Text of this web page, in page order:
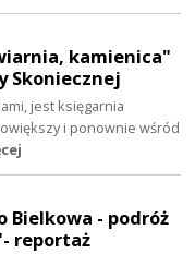
kamienica"
Skoniecznej
jest księgarnia
i ponownie wśród
Bielkowa - podróż
reportaż